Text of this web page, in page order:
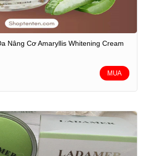
Nâng Cơ Amaryllis Whitening Cream
MUA